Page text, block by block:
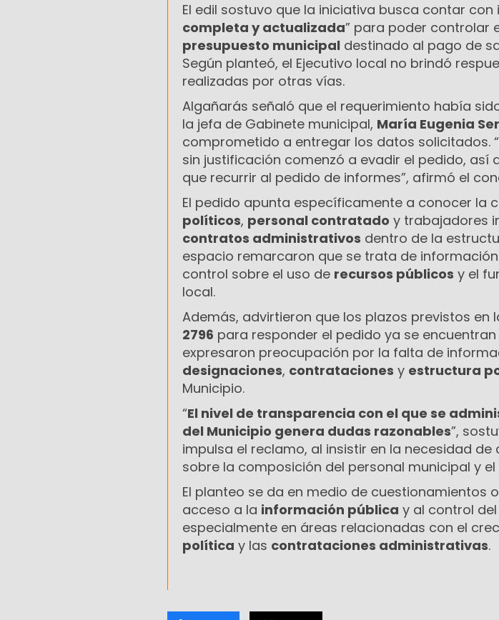
El edil sostuvo que la iniciativa busca contar
completa y actualizada” para poder controlar
presupuesto municipal destinado al pago de
Según planteó, el Ejecutivo local no brindó
realizadas por otras vías.
Algañarás señaló que el requerimiento había
la jefa de Gabinete municipal, María Eugenia
comprometido a entregar los datos solicitados.
sin justificación comenzó a evadir el pedido, así
que recurrir al pedido de informes”, afirmó el
El pedido apunta específicamente a conocer la
políticos, personal contratado y trabajadores
contratos administrativos dentro de la
espacio remarcaron que se trata de
control sobre el uso de recursos públicos y el
local.
Además, advirtieron que los plazos previstos en
2796 para responder el pedido ya se encuentran
expresaron preocupación por la falta de
designaciones, contrataciones y estructura
Municipio.
“El nivel de transparencia con el que se
del Municipio genera dudas razonables”,
impulsa el reclamo, al insistir en la necesidad
sobre la composición del personal municipal y
El planteo se da en medio de cuestionamientos
acceso a la información pública y al control del
especialmente en áreas relacionadas con el
política y las contrataciones administrativas.